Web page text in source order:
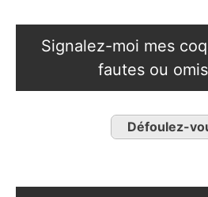
Signalez-moi mes
fautes ou
Défoulez-